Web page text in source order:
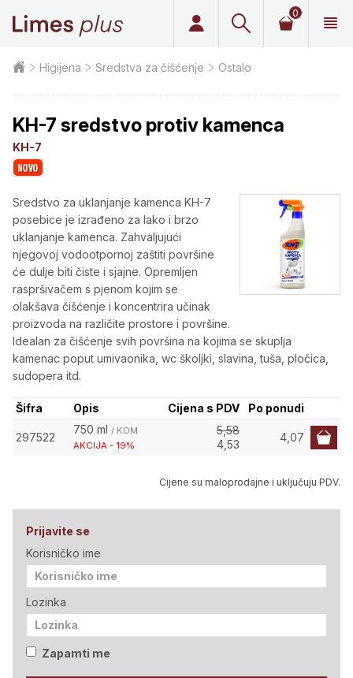
0
Higijena Sredstva za čišćenje Ostalo
KH-7 sredstvo protiv kamenca
KH-7
Sredstvo za uklanjanje kamenca KH-7
posebice je izrađeno za lako i brzo
uklanjanje kamenca. Zahvaljujući
njegovoj vodootpornoj zaštiti površine
će dulje biti čiste i sjajne. Opremljen
raspršivačem s pjenom kojim se
olakšava čišćenje i koncentrira učinak
proizvoda na različite prostore i površine.
Idealan za čišćenje svih površina na kojima se skuplja
kamenac poput umivaonika, wc školjki, slavina, tuša, pločica,
sudopera itd.
Šifra Opis Cijena s PDV Po ponudi
297522
750 ml / KOM
AKCIJA - 19%
5,58
4,53
4,07
Cijene su maloprodajne i uključuju PDV.
Prijavite se
Korisničko ime
Lozinka
Zapamti me